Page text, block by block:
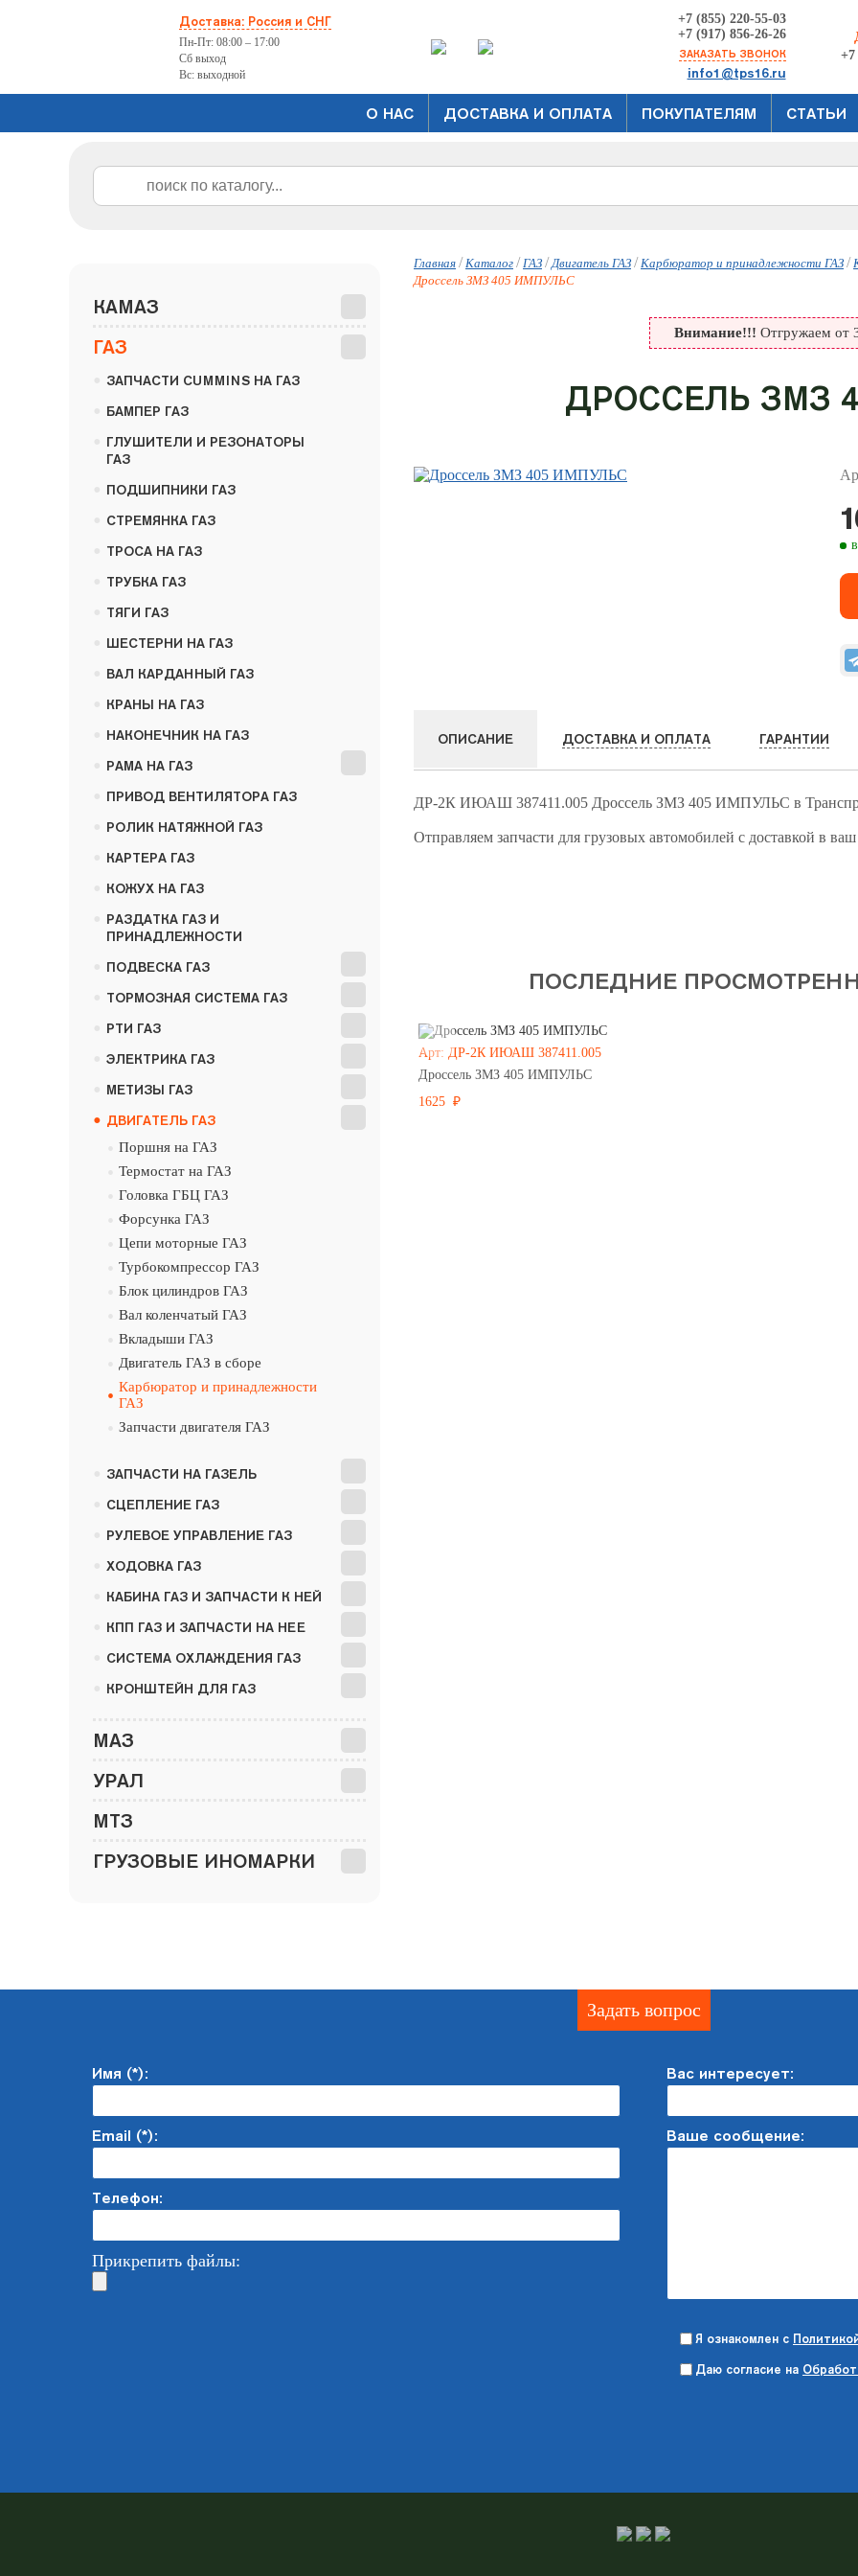
Доставка: Россия и СНГ
Пн-Пт: 08:00 – 17:00
Сб выход
Вс: выходной
+7 (855) 220-55-03
+7 (917) 856-26-26
ЗАКАЗАТЬ ЗВОНОК
info1@tps16.ru
+7
О НАС ДОСТАВКА И ОПЛАТА ПОКУПАТЕЛЯМ СТАТЬИ
КАМАЗ
ГАЗ
ЗАПЧАСТИ CUMMINS НА ГАЗ
БАМПЕР ГАЗ
ГЛУШИТЕЛИ И РЕЗОНАТОРЫ
ГАЗ
ПОДШИПНИКИ ГАЗ
СТРЕМЯНКА ГАЗ
ТРОСА НА ГАЗ
ТРУБКА ГАЗ
ТЯГИ ГАЗ
ШЕСТЕРНИ НА ГАЗ
ВАЛ КАРДАННЫЙ ГАЗ
КРАНЫ НА ГАЗ
НАКОНЕЧНИК НА ГАЗ
РАМА НА ГАЗ
ПРИВОД ВЕНТИЛЯТОРА ГАЗ
РОЛИК НАТЯЖНОЙ ГАЗ
КАРТЕРА ГАЗ
КОЖУХ НА ГАЗ
РАЗДАТКА ГАЗ И
ПРИНАДЛЕЖНОСТИ
ПОДВЕСКА ГАЗ
ТОРМОЗНАЯ СИСТЕМА ГАЗ
РТИ ГАЗ
ЭЛЕКТРИКА ГАЗ
МЕТИЗЫ ГАЗ
• ДВИГАТЕЛЬ ГАЗ
Поршня на ГАЗ
Термостат на ГАЗ
Головка ГБЦ ГАЗ
Форсунка ГАЗ
Цепи моторные ГАЗ
Турбокомпрессор ГАЗ
Блок цилиндров ГАЗ
Вал коленчатый ГАЗ
Вкладыши ГАЗ
Двигатель ГАЗ в сборе
• Карбюратор и принадлежности
ГАЗ
Запчасти двигателя ГАЗ
ЗАПЧАСТИ НА ГАЗЕЛЬ
СЦЕПЛЕНИЕ ГАЗ
РУЛЕВОЕ УПРАВЛЕНИЕ ГАЗ
ХОДОВКА ГАЗ
КАБИНА ГАЗ И ЗАПЧАСТИ К НЕЙ
КПП ГАЗ И ЗАПЧАСТИ НА НЕЕ
СИСТЕМА ОХЛАЖДЕНИЯ ГАЗ
КРОНШТЕЙН ДЛЯ ГАЗ
МАЗ
УРАЛ
МТЗ
ГРУЗОВЫЕ ИНОМАРКИ
Главная / Каталог / ГАЗ / Двигатель ГАЗ / Карбюратор и принадлежности ГАЗ /
Дроссель ЗМЗ 405 ИМПУЛЬС
Внимание!!! Отгружаем от
ДРОССЕЛЬ ЗМЗ
ОПИСАНИЕ ДОСТАВКА И ОПЛАТА ГАРАНТИИ
ДР-2К ИЮАШ 387411.005 Дроссель ЗМЗ 405 ИМПУЛЬС в
Отправляем запчасти для грузовых автомобилей с доставкой в
ПОСЛЕДНИЕ
Арт: ДР-2К ИЮАШ 387411.005
Дроссель ЗМЗ 405 ИМПУЛЬС
1625 ₽
Задать вопрос
Имя (*):
Email (*):
Телефон:
Прикрепить файлы:
Вас интересует:
Ваше сообщение:
Я ознакомлен с
Даю согласие на